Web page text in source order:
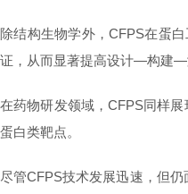
除结构生物学外，CFPS在蛋
证，从而显著提高设计—构建—
在药物研发领域，CFPS同样
蛋白类靶点。
尽管CFPS技术发展迅速，但